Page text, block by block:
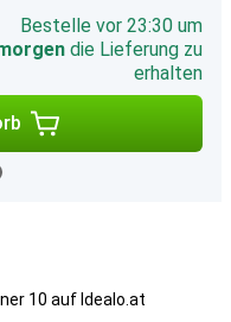
Bestelle vor 23:30 um
die Lieferung zu
erhalten
10 auf Idealo.at